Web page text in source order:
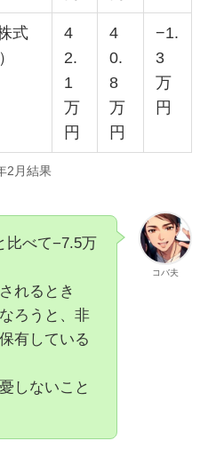
式
4
2.
1
万
円
4
0.
8
万
円
−1.
3
万
円
2月結果
コバ夫
比べて−7.5万
れるとき
ろうと、非
有している
しないこと